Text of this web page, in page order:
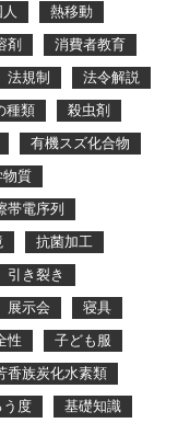
熱移動
剤
消費者教育
法規制
法令解説
種類
殺虫剤
有機スズ化合物
質
帯電序列
抗菌加工
引き裂き
展示会
寝具
性
子ども服
香族炭化水素類
度
基礎知識